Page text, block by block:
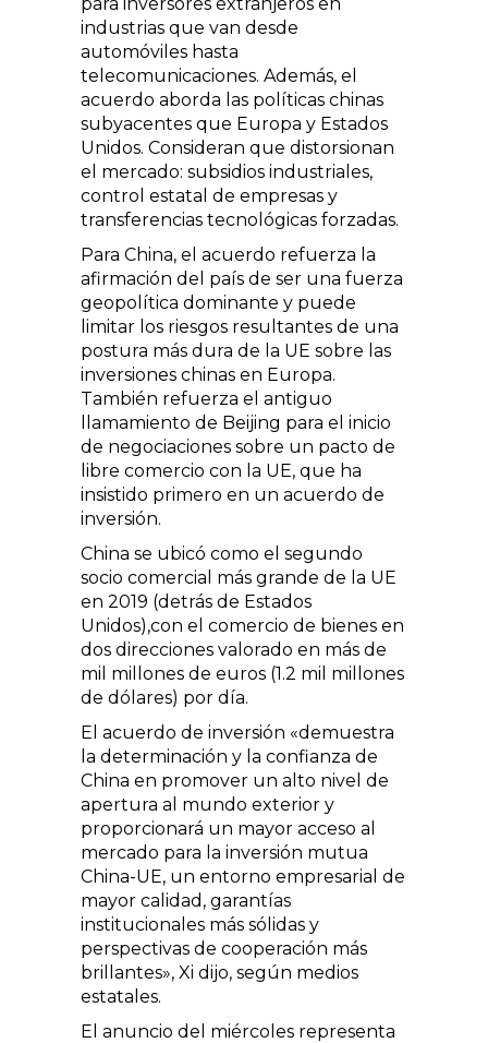
industrias que van desde
automóviles hasta
telecomunicaciones. Además, el
acuerdo aborda las políticas chinas
subyacentes que Europa y Estados
Unidos. Consideran que distorsionan
el mercado: subsidios industriales,
control estatal de empresas y
transferencias tecnológicas forzadas.
Para China, el acuerdo refuerza la
afirmación del país de ser una fuerza
geopolítica dominante y puede
limitar los riesgos resultantes de una
postura más dura de la UE sobre las
inversiones chinas en Europa.
También refuerza el antiguo
llamamiento de Beijing para el inicio
de negociaciones sobre un pacto de
libre comercio con la UE, que ha
insistido primero en un acuerdo de
inversión.
China se ubicó como el segundo
socio comercial más grande de la UE
en 2019 (detrás de Estados
Unidos),con el comercio de bienes en
dos direcciones valorado en más de
mil millones de euros (1.2 mil millones
de dólares) por día.
El acuerdo de inversión «demuestra
la determinación y la confianza de
China en promover un alto nivel de
apertura al mundo exterior y
proporcionará un mayor acceso al
mercado para la inversión mutua
China-UE, un entorno empresarial de
mayor calidad, garantías
institucionales más sólidas y
perspectivas de cooperación más
brillantes», Xi dijo, según medios
estatales.
El anuncio del miércoles representa